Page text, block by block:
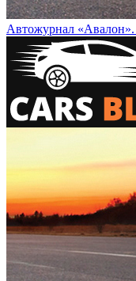
Автожурнал